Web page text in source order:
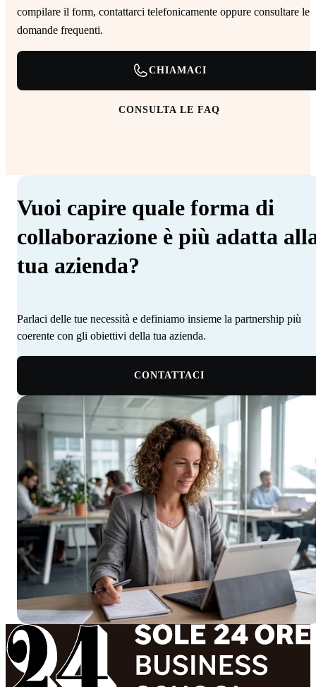
compilare il form, contattarci telefonicamente oppure consultare le
domande frequenti.
CHIAMACI
CONSULTA LE FAQ
Vuoi capire quale forma di
collaborazione è più adatta
tua azienda?
Parlaci delle tue necessità e definiamo insieme la partnership più
coerente con gli obiettivi della tua azienda. ‍ ‍‍ ‍​​​​‌ ‍ ​‍​‍‌‍ ‌ ​‍‌‍‍‌‌‍‌ ‌‍‍‌‌‍ ‍​‍​‍​ ‍‍​‍​‍‌‍‌​‌‍​‌‌ ‌​‌‍ ‌‍​ ‌‍ ‌‌ ​ ​‍ ‍‌‍​ ‌‍ ‌‍ ‌​‍​‍​‍ ​​‍​‍‌‍‍​‌ ​‍‌‍‌‌‌‍‌‍​‍​‍​ ‍‍​‍​‍‌‍‍​‌ ‌​‌ ‌​‌ ​​‌ ​ ​ ‍‍​‍ ​‍ ‌‍​ ‌‍ ‌‌ ​ ​‍ ‍‌‍‍‌‌‍ ‍‌ ‌​‌‍‌‌‌ ​‍‌‍ ‍‌‍​‌‌‍ ​​‍ ‍​ ​‍​ ‌​‌‍ ‌ ​‍‌‍‌‌‌‍​‍‌ ​ ​‍ ‍‌‍​ ‌‍ ‌‍ ‌​‍ ‌‍‌‌‌‍‌​‌‍‍‌‌ ‌​‌‍ ‌ ​‍​‍ ‌‍‍‌‌ ‌​‌‍‌‌‌‍ ‌‌‌ ‌ ‌​‌ ‍‌‌ ​​‌‍‌‌‌ ​ ​‍ ‌​​‍‌‍ ‍​ ​​​ ‌​‌‌‍​‌​ ​‌‌‍‍‌‌‍​‌‌​‌​ ‌‍‌‌​ ‌ ​ ‌ ‍‍‌ ‌‍‌‌​‌‌​ ‌‌‍‌‌​‌‍‌ ​‍‌‍ ‍‌​​‍‌ ‌ ​‍ ‌‍‍‌‌ ‌​‌‍‌‌‌‍ ‌‌ ​ ​‍ ‌​‍‍‌​ ‍‌ ‌ ‌‍‌‌‌​​‌​ ‌ ‌​‌​‌​​‌‌‌​ ​ ‌‌‌ ‌‌‌‍‍‍​ ​‍‌​‌ ‌‍ ‍‌ ​‍‌ ​‍‌ ‍‌‌‍​‌‌ ‌‍‌​ ‌‌‍‌ ​‍ ‌‍‌‌‌‍‌​‌‍‍‌‌ ‌​​‍​ ‌‍‌‍‌‍‍‌‌‍‌‌‌‍ ​‌‍‌​‌‌​​‌‍​‌‌ ‌​‌‍‍​​ ‌‌ ​ ‌ ‌‌‌‍​‍‌ ‌​‌‍‍‌‌ ‌​‌‍ ​‌‍‌‌​‍ ‍‌‍‍‌‌ ‌​​‍​‍‌
CONTATTACI